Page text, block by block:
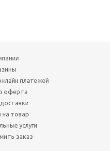
платежей
оферта
на товар
услуги
заказ